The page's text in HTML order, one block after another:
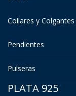
Collares y Colgantes
Pendientes
Pulseras
PLATA 925